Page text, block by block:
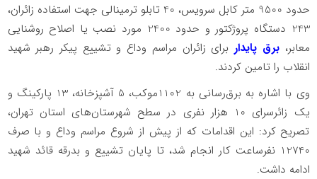
حدود 9500 متر کابل سرویس، 40 تابلو ترمینالی جهت استفاده زائران،
243 دستگاه پروژکتور و حدود 2400 مورد نصب یا اصلاح روشنایی
معابر،برق پایداربرای زائران مراسم وداع و تشییع پیکر رهبر شهید
انقلاب را تامین کردند.
️وی با اشاره به برق‌رسانی به 1102موکب، 5 آشپزخانه، 13 پارکینگ و
یک زائرسرای 10 هزار نفری در سطح شهرستان‌های استان تهران،
تصریح کرد: این اقدامات که از پیش از شروع مراسم وداع و با صرف
12740 نفرساعت کار انجام شد، تا پایان تشییع و بدرقه قائد شهید
ادامه داشت.